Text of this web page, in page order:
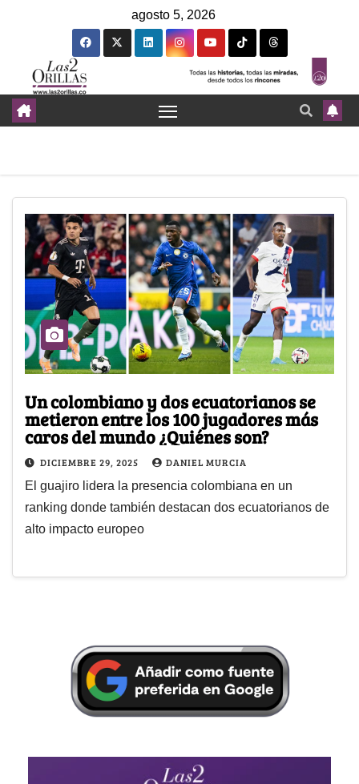
agosto 5, 2026
Un colombiano y dos ecuatorianos se
metieron entre los 100 jugadores más
caros del mundo ¿Quiénes son?
DICIEMBRE 29, 2025 DANIEL MURCIA
El guajiro lidera la presencia colombiana en un
ranking donde también destacan dos ecuatorianos de
alto impacto europeo